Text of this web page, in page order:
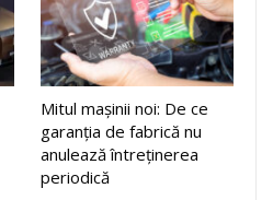
Mitul mașinii noi: De ce
garanția de fabrică nu
anulează întreținerea
periodică